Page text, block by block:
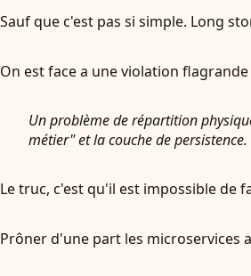
Sauf que c'est pas si simple. Long
On est face a une violation
Un problème derépartition
métier" et la couche de persistence.
Le truc, c'est qu'il est impossible de
Prôner d'une part les microservices